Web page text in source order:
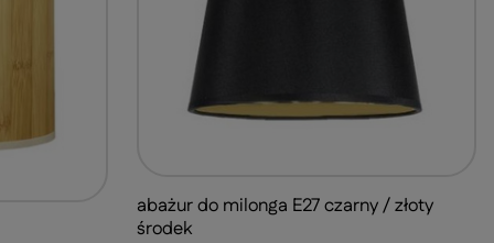
abażur do milonga E27 czarny / złoty
środek